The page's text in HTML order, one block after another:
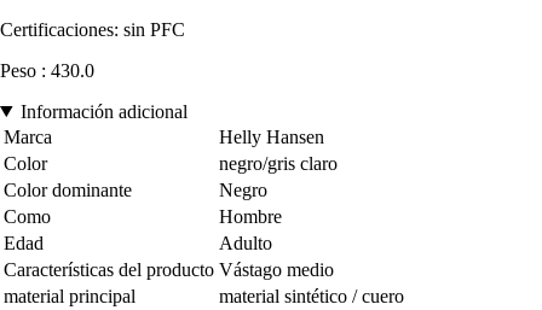
Certificaciones: sin PFC
Peso : 430.0
Información adicional
Marca
Helly Hansen
Color
negro/gris claro
Color dominante
Negro
Como
Hombre
Edad
Adulto
Características del producto Vástago medio
material principal
material sintético / cuero